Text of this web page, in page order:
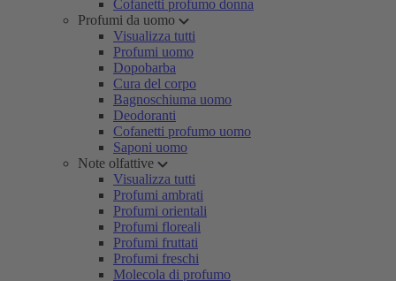
Cofanetti profumo donna
Profumi da uomo
Visualizza tutti
Profumi uomo
Dopobarba
Cura del corpo
Bagnoschiuma uomo
Deodoranti
Cofanetti profumo uomo
Saponi uomo
Note olfattive
Visualizza tutti
Profumi ambrati
Profumi orientali
Profumi floreali
Profumi fruttati
Profumi freschi
Molecola di profumo